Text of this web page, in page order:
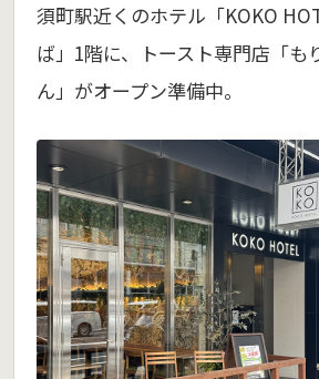
須町駅近くのホテル「KOKO
ば」1階に、トースト専門店「も
ん」がオープン準備中。